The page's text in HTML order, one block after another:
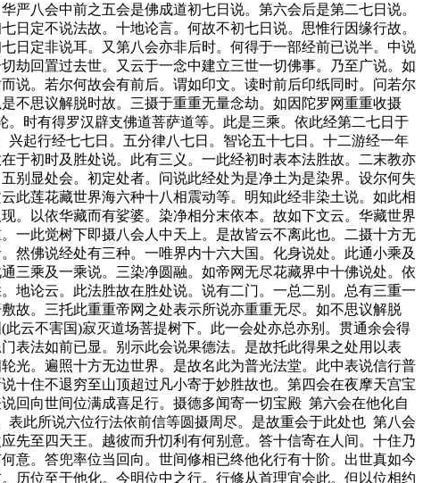
八会中前之五会是佛成道初七日说。第六会后是第二七日说。
定不说法故。十地论言。何故不初七日说。思惟行因缘行故。
日定非说耳。又第八会亦非后时。何得于一部经前已说半。中说
劫回置过去世。又云于一念中建立三世一切佛事。乃至广说。如
说。若尔何故会有前后。谓如印文。读时前后印纸同时。问若尔
不思议解脱时故。三摄于重重无量念劫。如因陀罗网重重收摄
时有得罗汉辟支佛道菩萨道等。此是三乘。依此经第二七日于
起行经七七日。五分律八七日。智论五十七日。十二游经一年
于初时及胜处说。此有三义。一此经初时表本法胜故。二末教亦
别显处会。初定处者。问说此经处为是净土为是染界。设尔何失
此莲花藏世界海六种十八相震动等。明知此经非染土说。如此相
。以依华藏而有娑婆。染净相分末依本。故如下文云。华藏世界
一此觉树下即摄八会人中天上。是故皆云不离此也。二摄十方无
然佛说经处有三种。一唯界内十六大国。化身说处。此通小乘及
三乘及一乘说。三染净圆融。如帝网无尽花藏界中十佛说处。依
地论云。此法胜故在胜处说。说有二门。一总二别。总有三重一
故。三托此重重帝网之处表示所说亦重重无尽。如不思议解脱
云不害国)寂灭道场菩提树下。此一会处亦总亦别。贯通余会得
表法如前已显。别示此会说果德法。是故托此得果之处用以表
光。遍照十方无边世界。是故名此为普光法堂。此中表说信行普
十住不退穷至山顶超过凡小寄于妙胜故也。第四会在夜摩天宫宝
回向世间位满成喜足行。摄德多闻寄一切宝殿 第六会在他化自
此所说六位行法依前信等圆摄周尽。是故重会于此处也 第八会
先至四天王。越彼而升忉利有何别意。答十信寄在人间。十住乃
意。答兜率位当回向。世间修相已终他化行有十阶。出世真如今
历位至于他化。今明位中之行。行修从首理宜会此。但以位相约